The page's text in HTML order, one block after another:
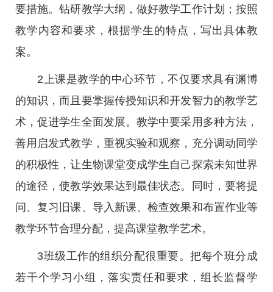
要措施。钻研教学大纲，做好教学工作计划；按照
教学内容和要求，根据学生的特点，写出具体教
案。
2上课是教学的中心环节，不仅要求具有渊博
的知识，而且要掌握传授知识和开发智力的教学艺
术，促进学生全面发展。教学中要采用多种方法，
善用启发式教学，重视实验和观察，充分调动同学
的积极性，让生物课堂变成学生自己探索未知世界
的途径，使教学效果达到最佳状态。同时，要将提
问、复习旧课、导入新课、检查效果和布置作业等
教学环节合理分配，提高课堂教学艺术。
3班级工作的组织分配很重要。把每个班分成
若干个学习小组，落实责任和要求，组长监督学